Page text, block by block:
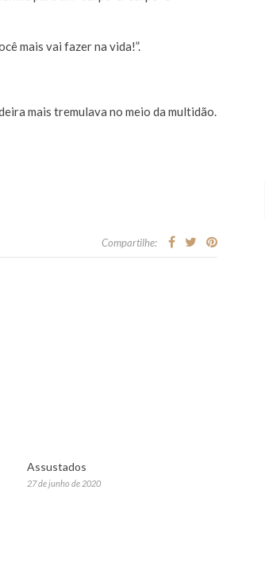
mais vai fazer na vida!”.
mais tremulava no meio da multidão.
Compartilhe:
Assustados
27 de junho de 2020